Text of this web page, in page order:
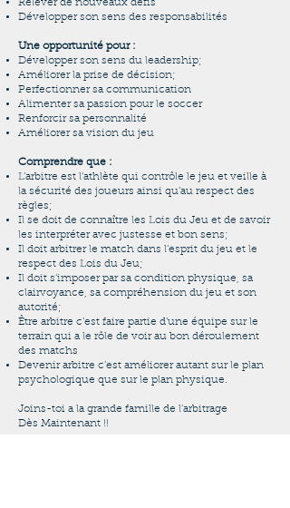
Relever de nouveaux défis
Développer son sens des responsabilités
Une opportunité pour :
Développer son sens du leadership;
Améliorer la prise de décision;
Perfectionner sa communication
Alimenter sa passion pour le soccer
Renforcir sa personnalité
Améliorer sa vision du jeu
Comprendre que :
L’arbitre est l’athlète qui contrôle le jeu et veille à
la sécurité des joueurs ainsi qu’au respect des
règles;
Il se doit de connaître les Lois du Jeu et de savoir
les interpréter avec justesse et bon sens;
Il doit arbitrer le match dans l’esprit du jeu et le
respect des Lois du Jeu;
Il doit s’imposer par sa condition physique, sa
clairvoyance, sa compréhension du jeu et son
autorité;
Être arbitre c’est faire partie d’une équipe sur le
terrain qui a le rôle de voir au bon déroulement
des matchs
Devenir arbitre c’est améliorer autant sur le plan
psychologique que sur le plan physique.
Joins-toi a la grande famille de l’arbitrage
Dès Maintenant !!